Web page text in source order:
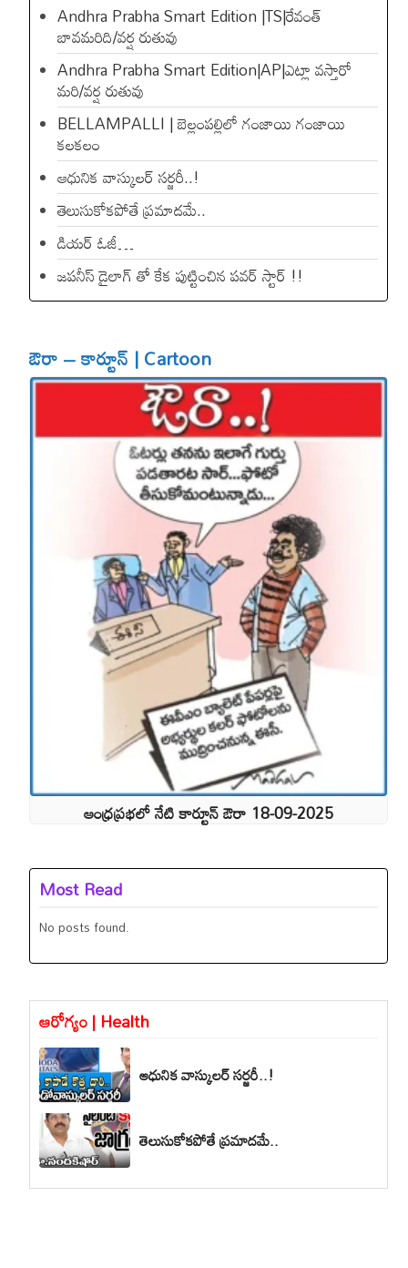
Andhra Prabha Smart Edition |TS|రేవంత్​
బావమరిది/వర్ష రుతువు
Andhra Prabha Smart Edition|AP|ఎట్లా వస్తారో
మరి/వర్ష రుతువు
BELLAMPALLI | బెల్లంపల్లిలో గంజాయి గంజాయి
కలకలం
ఆధునిక వాస్కులర్ సర్జరీ..!
తెలుసుకోకపోతే ప్రమాదమే..
డియ‌ర్ ఓజీ…
జపనీస్ డైలాగ్ తో కేక పుట్టించిన ప‌వ‌ర్ స్టార్ !!
ఔరా – కార్టూన్ | Cartoon
ఆంధ్రప్రభలో నేటి కార్టూన్ ఔరా 18-09-2025
Most Read
No posts found.
ఆరోగ్యం | Health
ఆధునిక వాస్కులర్ సర్జరీ..!
తెలుసుకోకపోతే ప్రమాదమే..